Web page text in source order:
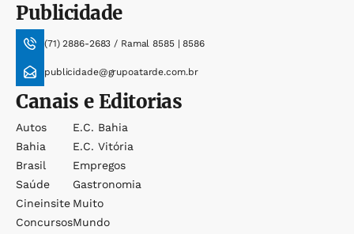
Publicidade
(71) 2886-2683 / Ramal 8585 | 8586
publicidade@grupoatarde.com.br
Canais e Editorias
Autos
Bahia
Brasil
Saúde
Cineinsite
Concursos
E.c. Bahia
E.c. Vitória
Empregos
Gastronomia
Muito
Mundo